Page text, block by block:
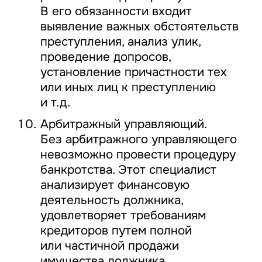
В его обязанности входит
выявление важных обстоятельств
преступления, анализ улик,
проведение допросов,
установление причастности тех
или иных лиц к преступлению
и т.д.
Арбитражный управляющий.
Без арбитражного управляющего
невозможно провести процедуру
банкротства. Этот специалист
анализирует финансовую
деятельность должника,
удовлетворяет требованиям
кредиторов путем полной
или частичной продажи